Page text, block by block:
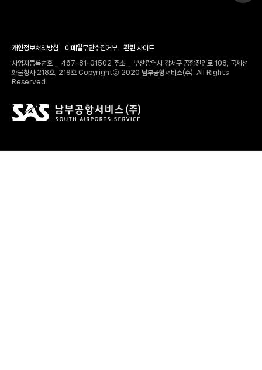
개인정보처리방침 이메일무단수집거부 관련 사이트
사업자등록번호 _ 467-81-01502 주소 _ 부산광역시 강서구 공항진입로 108, 국제선
화물청사 218호, 219호 Copyrightⓒ 2020 남부공항서비스(주). All Rights
Reserved.